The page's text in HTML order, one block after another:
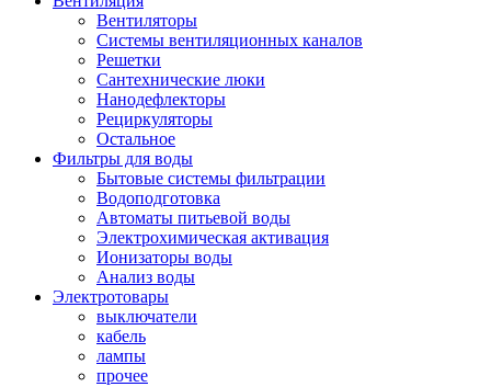
Вентиляторы
Системы вентиляционных каналов
Решетки
Сантехнические люки
Нанодефлекторы
Рециркуляторы
Остальное
Фильтры для воды
Бытовые системы фильтрации
Водоподготовка
Автоматы питьевой воды
Электрохимическая активация
Ионизаторы воды
Анализ воды
Электротовары
выключатели
кабель
лампы
прочее